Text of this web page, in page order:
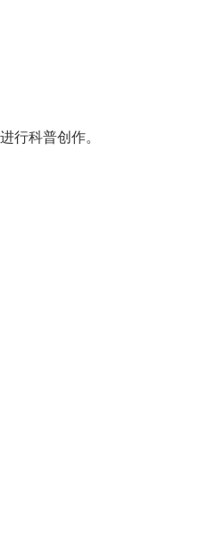
行科普创作。